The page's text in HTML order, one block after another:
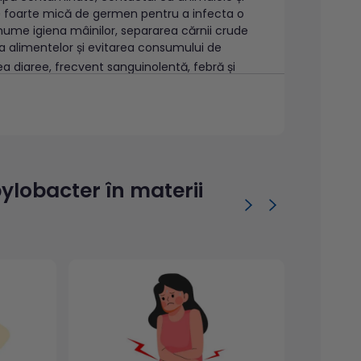
foarte mică de germen pentru a infecta o
igiena mâinilor, separarea cărnii crude
și evitarea consumului de
diaree, frecvent sanguinolentă, febră și
de o săptămână. Există numeroase
dintre acestea având un prognostic mai
cauza boli extraintestinale care implică
în materii fecale1-7
cu tabloul clinic
imediat, se recomandă depozitarea
în materii